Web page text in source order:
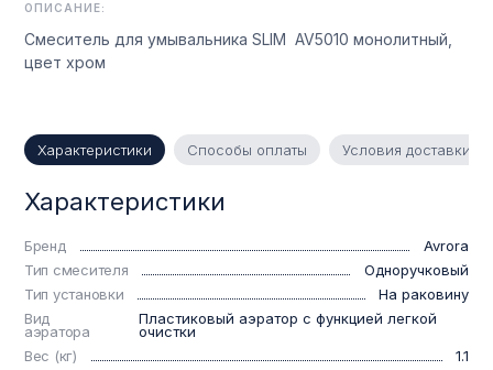
ОПИСАНИЕ:
Смеситель для умывальника SLIM AV5010 монолитный,
цвет хром
Характеристики Способы оплаты Условия доставки
Характеристики
Бренд
Avrora
Тип смесителя
Одноручковый
Тип установки
На раковину
Вид
аэратора
Пластиковый аэратор с функцией легкой
очистки
Вес (кг)
1.1